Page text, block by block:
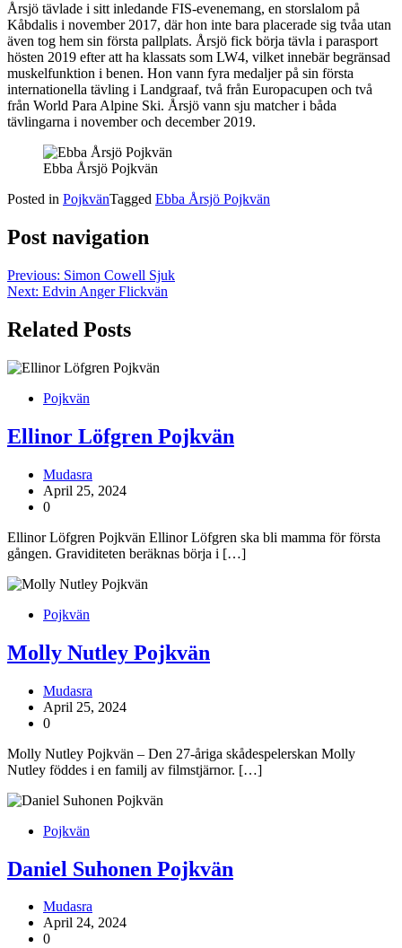
Årsjö tävlade i sitt inledande FIS-evenemang, en storslalom på
Kåbdalis i november 2017, där hon inte bara placerade sig tvåa utan
även tog hem sin första pallplats. Årsjö fick börja tävla i parasport
hösten 2019 efter att ha klassats som LW4, vilket innebär begränsad
muskelfunktion i benen. Hon vann fyra medaljer på sin första
internationella tävling i Landgraaf, två från Europacupen och två
från World Para Alpine Ski. Årsjö vann sju matcher i båda
tävlingarna i november och december 2019.
Ebba Årsjö Pojkvän
Posted in PojkvänTagged Ebba Årsjö Pojkvän
Post navigation
Previous: Simon Cowell Sjuk
Next: Edvin Anger Flickvän
Related Posts
Pojkvän
Ellinor Löfgren Pojkvän
Mudasra
April 25, 2024
0
Ellinor Löfgren Pojkvän Ellinor Löfgren ska bli mamma för första
gången. Graviditeten beräknas börja i […]
Pojkvän
Molly Nutley Pojkvän
Mudasra
April 25, 2024
0
Molly Nutley Pojkvän – Den 27-åriga skådespelerskan Molly
Nutley föddes i en familj av filmstjärnor. […]
Pojkvän
Daniel Suhonen Pojkvän
Mudasra
April 24, 2024
0